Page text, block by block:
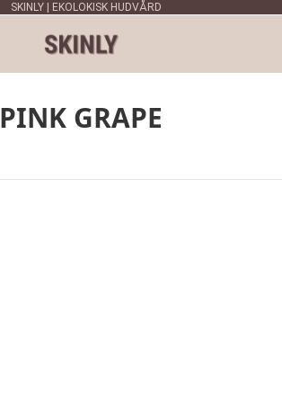
SKINLY | EKOLOKISK HUDVÅRD
PINK GRAPE